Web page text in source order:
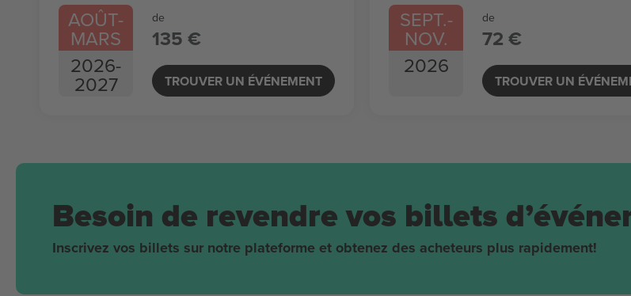
AOÛT-
MARS
2026-
2027
de
135 €
TROUVER UN ÉVÉNEMENT
SEPT.-
NOV.
2026
de
72 €
TROUVER UN
Besoin de revendre vos billets
Inscrivez vos billets sur notre plateforme et obtenez des acheteurs plus rapidement!